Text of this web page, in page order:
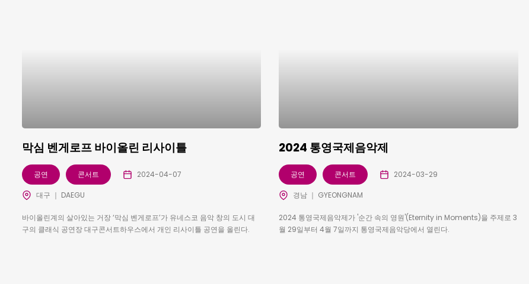
막심 벤게로프 바이올린 리사이틀
공연 콘서트 2024-04-07
대구 ｜ DAEGU
바이올린계의 살아있는 거장 ‘막심 벤게로프’가 유네스코 음악 창의 도시 대
구의 클래식 공연장 대구콘서트하우스에서 개인 리사이틀 공연을 올린다.
2024 통영국제음악제
공연 콘서트 2024-03-29
경남 ｜ GYEONGNAM
2024 통영국제음악제가 '순간 속의 영원'(Eternity in Moments)을 주제로 3
월 29일부터 4월 7일까지 통영국제음악당에서 열린다.